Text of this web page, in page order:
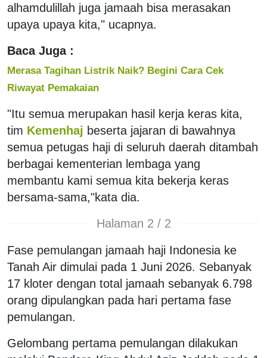
alhamdulillah juga jamaah bisa merasakan
upaya upaya kita," ucapnya.
Baca Juga :
Merasa Tagihan Listrik Naik? Begini Cara Cek
Riwayat Pemakaian
"Itu semua merupakan hasil kerja keras kita,
tim Kemenhaj beserta jajaran di bawahnya
semua petugas haji di seluruh daerah ditambah
berbagai kementerian lembaga yang
membantu kami semua kita bekerja keras
bersama-sama,"kata dia.
Halaman 2 / 2
Fase pemulangan jamaah haji Indonesia ke
Tanah Air dimulai pada 1 Juni 2026. Sebanyak
17 kloter dengan total jamaah sebanyak 6.798
orang dipulangkan pada hari pertama fase
pemulangan.
Gelombang pertama pemulangan dilakukan